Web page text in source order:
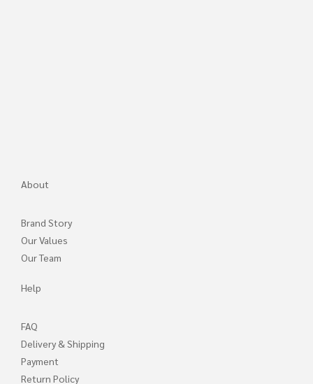
About
Brand Story
Our Values
Our Team
Help
FAQ
Delivery & Shipping
Payment
Return Policy